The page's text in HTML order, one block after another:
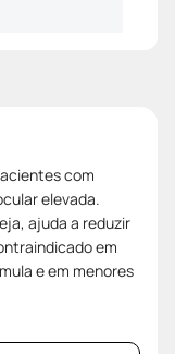
com
elevada.
ajuda a reduzir
em
e em menores